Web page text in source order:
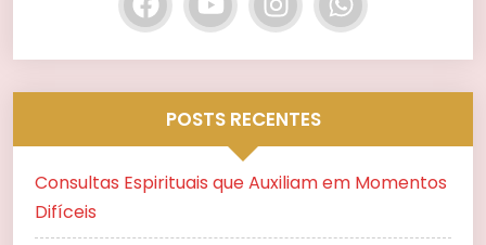
POSTS RECENTES
Consultas Espirituais que Auxiliam em Momentos
Difíceis